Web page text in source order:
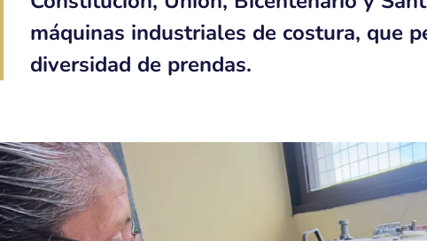
máquinas industriales de costura, que
diversidad de prendas.